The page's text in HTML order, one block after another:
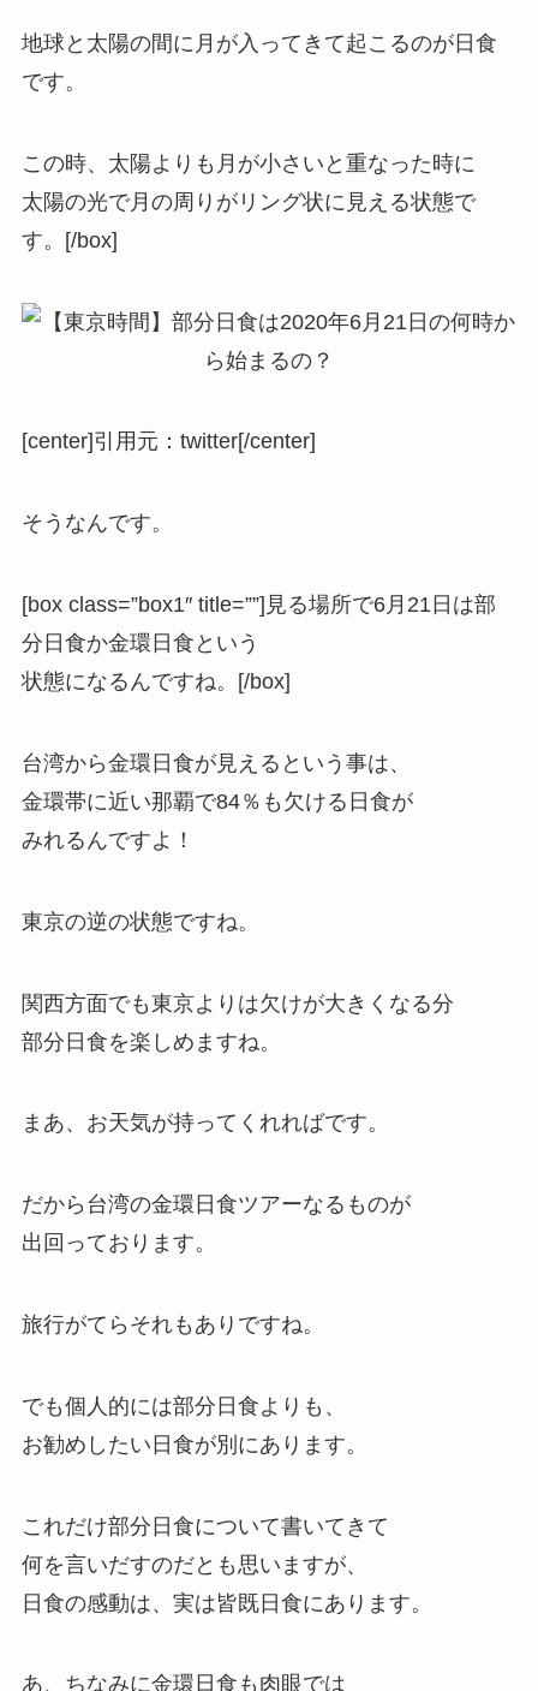
地球と太陽の間に月が入ってきて起こるのが日食
です。
この時、 太陽よりも月が小さいと 重なった時に
太陽の光で月の周りがリング状に見える状態で
す。[/box]
[center]引用元：twitter[/center]
そうなんです。
[box class=”box1″ title=””] 見る場所で6月21日は部
分日食か金環日食という
状態になるんですね。
[/box]
台湾から金環日食が見えるという事は、
金環帯に近い那覇で84％も欠ける日食が
みれるんですよ！
東京の逆の状態ですね。
関西方面でも東京よりは欠けが大きくなる分
部分日食を楽しめますね。
まあ、お天気が持ってくれればです。
だから台湾の金環日食ツアーなるものが
出回っております。
旅行がてらそれもありですね。
でも個人的には部分日食よりも、
お勧めしたい日食が別にあります。
これだけ部分日食について書いてきて
何を言いだすのだとも思いますが、
日食の感動は、実は皆既日食にあります。
あ、ちなみに金環日食も肉眼では